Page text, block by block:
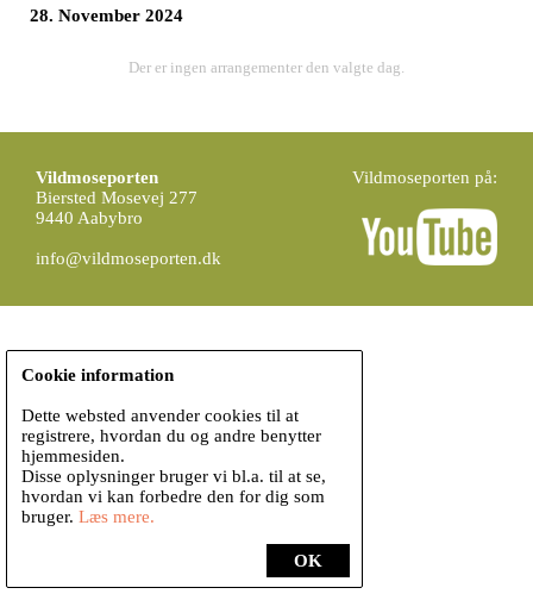
28. November 2024
Der er ingen arrangementer den valgte dag.
Vildmoseporten
Biersted Mosevej 277
9440 Aabybro
info@vildmoseporten.dk
Vildmoseporten på:
OK
Cookie information
Dette websted anvender cookies til at
registrere, hvordan du og andre benytter
hjemmesiden.
Disse oplysninger bruger vi bl.a. til at se,
hvordan vi kan forbedre den for dig som
bruger. Læs mere.